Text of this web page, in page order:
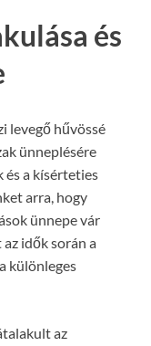
és
levegő hűvössé
ünneplésére
és a kísérteties
arra, hogy
ünnepe vár
idők során a
különleges
az